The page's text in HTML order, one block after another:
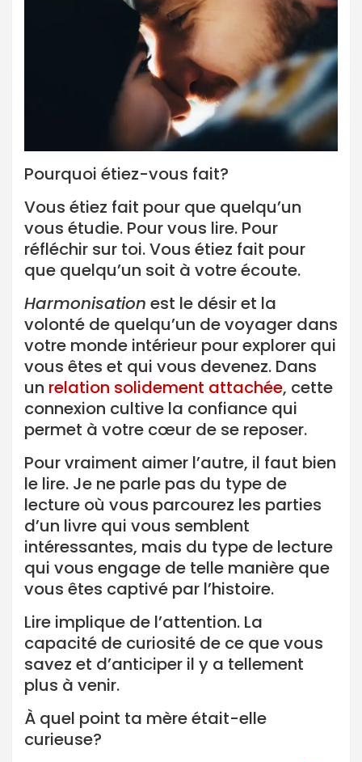
Pourquoi étiez-vous fait?
Vous étiez fait pour que quelqu’un
vous étudie. Pour vous lire. Pour
réfléchir sur toi. Vous étiez fait pour
que quelqu’un soit à votre écoute.
Harmonisation est le désir et la
volonté de quelqu’un de voyager dans
votre monde intérieur pour explorer qui
vous êtes et qui vous devenez. Dans
un relation solidement attachée, cette
connexion cultive la confiance qui
permet à votre cœur de se reposer.
Pour vraiment aimer l’autre, il faut bien
le lire. Je ne parle pas du type de
lecture où vous parcourez les parties
d’un livre qui vous semblent
intéressantes, mais du type de lecture
qui vous engage de telle manière que
vous êtes captivé par l’histoire.
Lire implique de l’attention. La
capacité de curiosité de ce que vous
savez et d’anticiper il y a tellement
plus à venir.
À quel point ta mère était-elle
curieuse?